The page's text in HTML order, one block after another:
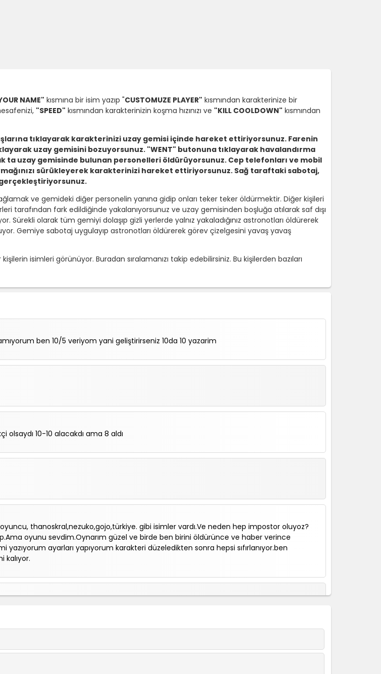
NAME" kısmına bir isim yazıp "CUSTOMUZE PLAYER" kısmından karakterinize bir
"SPEED" kısmından karakterinizin koşma hızınızı ve "KILL COOLDOWN" kısmından
tıklayarak karakterinizi uzay gemisi içinde hareket ettiriyorsunuz. Farenin
uzay gemisini bozuyorsunuz. "WENT" butonuna tıklayarak havalandırma
ta uzay gemisinde bulunan personelleri öldürüyorsunuz. Cep telefonları ve mobil
sürükleyerek karakterinizi hareket ettiriyorsunuz. Sağ taraftaki sabotaj,
ve gemideki diğer personelin yanına gidip onları teker teker öldürmektir. Diğer kişileri
tarafından fark edildiğinde yakalanıyorsunuz ve uzay gemisinden boşluğa atılarak saf dışı
Sürekli olarak tüm gemiyi dolaşıp gizli yerlerde yalnız yakaladığınız astronotları öldürerek
Gemiye sabotaj uygulayıp astronotları öldürerek görev çizelgesini yavaş yavaş
isimleri görünüyor. Buradan sıralamanızı takip edebilirsiniz. Bu kişilerden bazıları
ben 10/5 veriyom yani geliştirirseniz 10da 10 yazarim
10-10 alacakdı ama 8 aldı
thanoskral,nezuko,gojo,türkiye. gibi isimler vardı.Ve neden hep impostor oluyoz?
oyunu sevdim.Oynarım güzel ve birde ben birini öldürünce ve haber verince
ayarları yapıyorum karakteri düzeledikten sonra hepsi sıfırlanıyor.ben
kalıyor.